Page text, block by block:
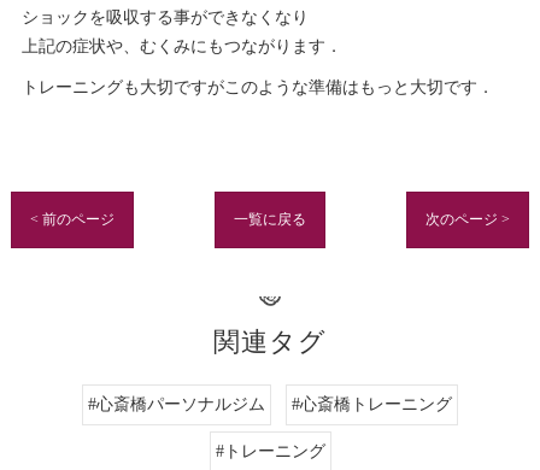
ショックを吸収する事ができなくなり
上記の症状や、むくみにもつながります．
トレーニングも大切ですがこのような準備はもっと大切です．
< 前のページ 一覧に戻る 次のページ >
関連タグ
#心斎橋パーソナルジム #心斎橋トレーニング
#トレーニング